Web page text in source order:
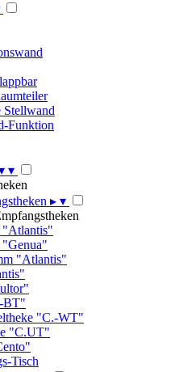
Stellwand
Funktion
▾
▸ ▾
"Atlantis"
"Atlantis"
BT"
"C.-WT"
"C.UT"
Tisch